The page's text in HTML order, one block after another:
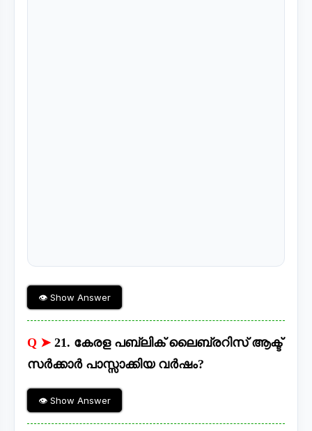
👁 Show Answer
Q ➤ 21. കേരള പബ്ലിക് ലൈബ്രറിസ് ആക്ട്
സർക്കാർ പാസ്സാക്കിയ വർഷം?
👁 Show Answer